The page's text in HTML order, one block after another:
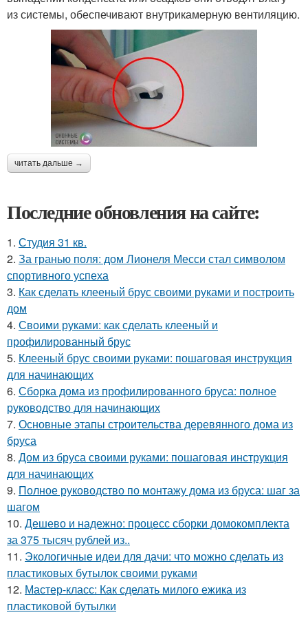
из системы, обеспечивают внутрикамерную вентиляцию.
читать дальше →
Последние обновления на сайте:
1. Студия 31 кв.
2. За гранью поля: дом Лионеля Месси стал символом
спортивного успеха
3. Как сделать клееный брус своими руками и построить
дом
4. Своими руками: как сделать клееный и
профилированный брус
5. Клееный брус своими руками: пошаговая инструкция
для начинающих
6. Сборка дома из профилированного бруса: полное
руководство для начинающих
7. Основные этапы строительства деревянного дома из
бруса
8. Дом из бруса своими руками: пошаговая инструкция
для начинающих
9. Полное руководство по монтажу дома из бруса: шаг за
шагом
10. Дешево и надежно: процесс сборки домокомплекта
за 375 тысяч рублей из..
11. Экологичные идеи для дачи: что можно сделать из
пластиковых бутылок своими руками
12. Мастер-класс: Как сделать милого ежика из
пластиковой бутылки